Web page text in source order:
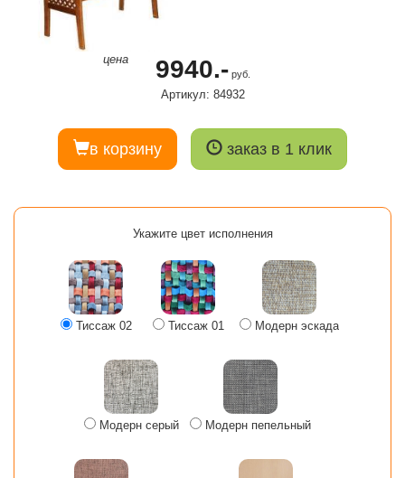
цена 9940.-руб.
Артикул: 84932
в корзину заказ в 1 клик
Укажите цвет исполнения
Тиссаж 02 Тиссаж 01 Модерн эскада
Модерн серый Модерн пепельный